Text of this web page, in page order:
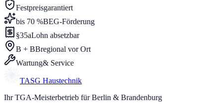
Festpreisgarantiert
bis 70 %BEG-Förderung
§35aLohn absetzbar
B + BBregional vor Ort
Wartung& Service
TASG Haustechnik
Ihr TGA-Meisterbetrieb für Berlin & Brandenburg